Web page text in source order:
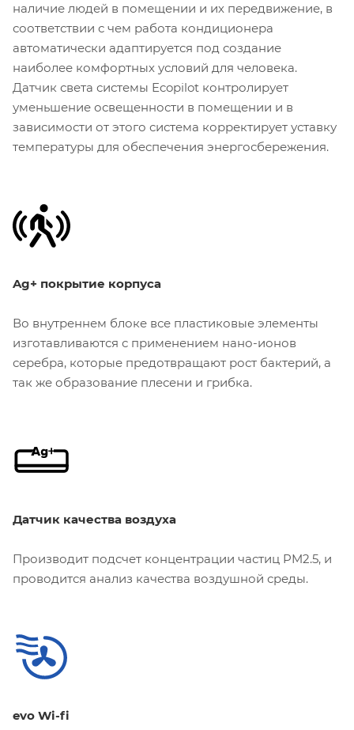
наличие людей в помещении и их передвижение, в
соответствии с чем работа кондиционера
автоматически адаптируется под создание
наиболее комфортных условий для человека.
Датчик света системы Ecopilot контролирует
уменьшение освещенности в помещении и в
зависимости от этого система корректирует уставку
температуры для обеспечения энергосбережения.
Ag+ покрытие корпуса
Во внутреннем блоке все пластиковые элементы
изготавливаются с применением нано-ионов
серебра, которые предотвращают рост бактерий, а
так же образование плесени и грибка.
Датчик качества воздуха
Производит подсчет концентрации частиц PM2.5, и
проводится анализ качества воздушной среды.
evo Wi-fi